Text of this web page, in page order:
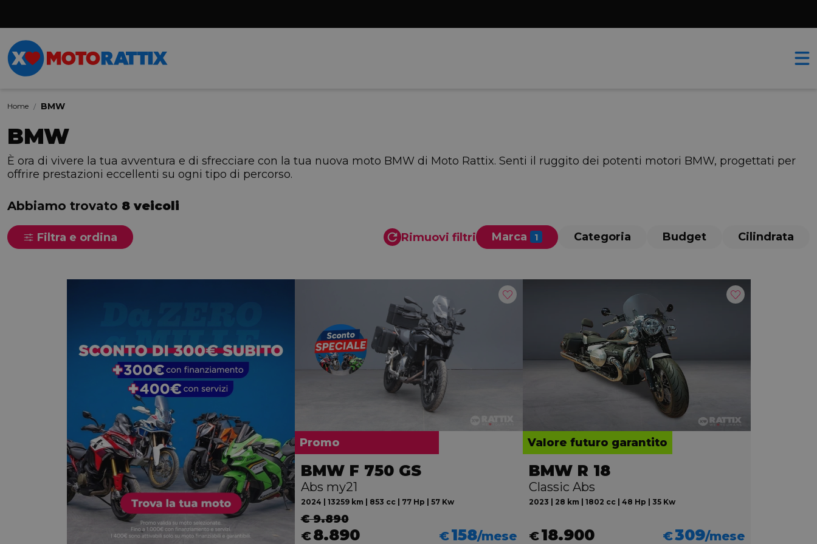
Home BMW
BMW
È ora di vivere la tua avventura e di sfrecciare con la tua nuova moto BMW di Moto Rattix. Senti il ruggito dei potenti motori BMW, progettati per
offrire prestazioni eccellenti su ogni tipo di percorso.
Abbiamo trovato 8 veicoli
Filtra e ordina Rimuovi filtri Marca Categoria Budget Cilindrata
Promo
BMW F 750 GS
Abs my21
2024 | 13259 km | 853 cc | 77 Hp | 57 Kw
€ 9.890
€8.890 €158/mese
Valore futuro garantito
BMW R 18
Classic Abs
2023 | 28 km | 1802 cc | 48 Hp | 35 Kw
€18.900 €309/mese